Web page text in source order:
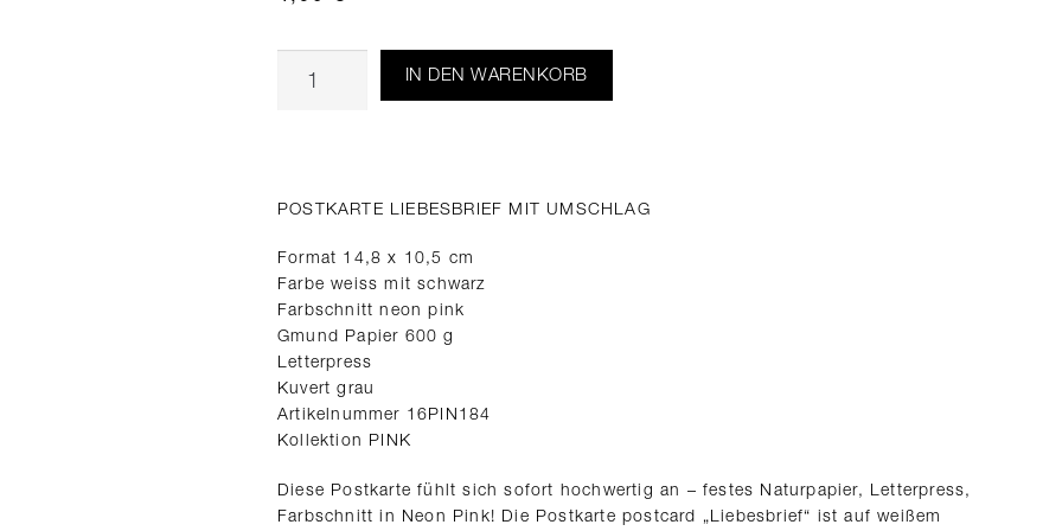
IN DEN WARENKORB
POSTKARTE LIEBESBRIEF MIT UMSCHLAG
Format 14,8 x 10,5 cm
Farbe weiss mit schwarz
Farbschnitt neon pink
Gmund Papier 600 g
Letterpress
Kuvert grau
Artikelnummer 16PIN184
Kollektion PINK
Diese Postkarte fühlt sich sofort hochwertig an – festes Naturpapier, Letterpress,
Farbschnitt in Neon Pink! Die Postkarte postcard „Liebesbrief“ ist auf weißem